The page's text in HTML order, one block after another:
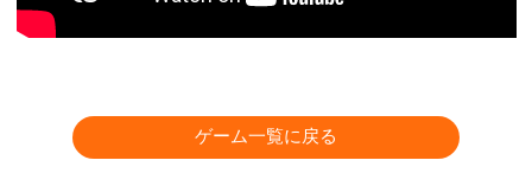
ゲーム一覧に戻る